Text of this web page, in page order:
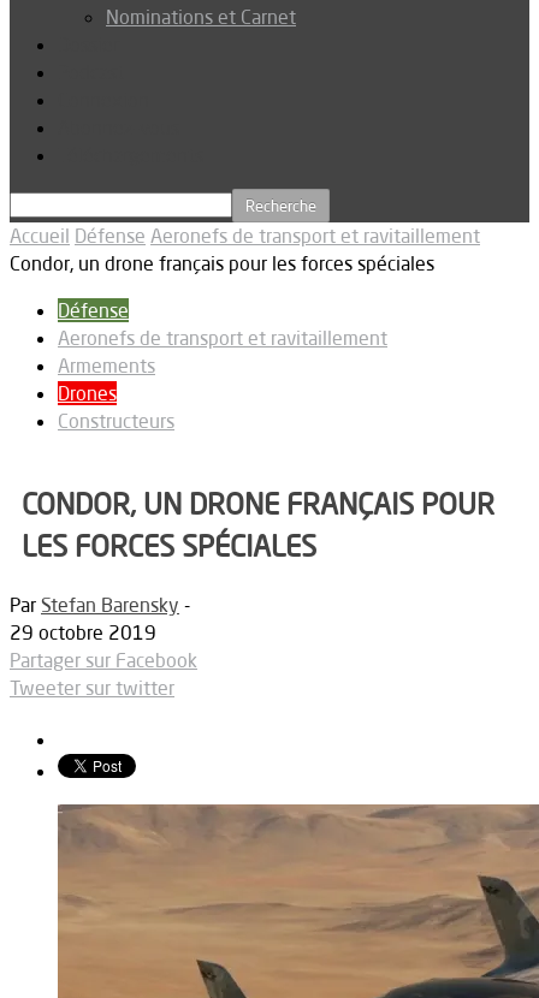
Nominations et Carnet
Accueil Défense Aeronefs de transport et ravitaillement
Condor, un drone français pour les forces spéciales
Défense
Aeronefs de transport et ravitaillement
Armements
Drones
Constructeurs
CONDOR, UN DRONE FRANÇAIS POUR
LES FORCES SPÉCIALES
Par Stefan Barensky -
29 octobre 2019
Partager sur Facebook
Tweeter sur twitter